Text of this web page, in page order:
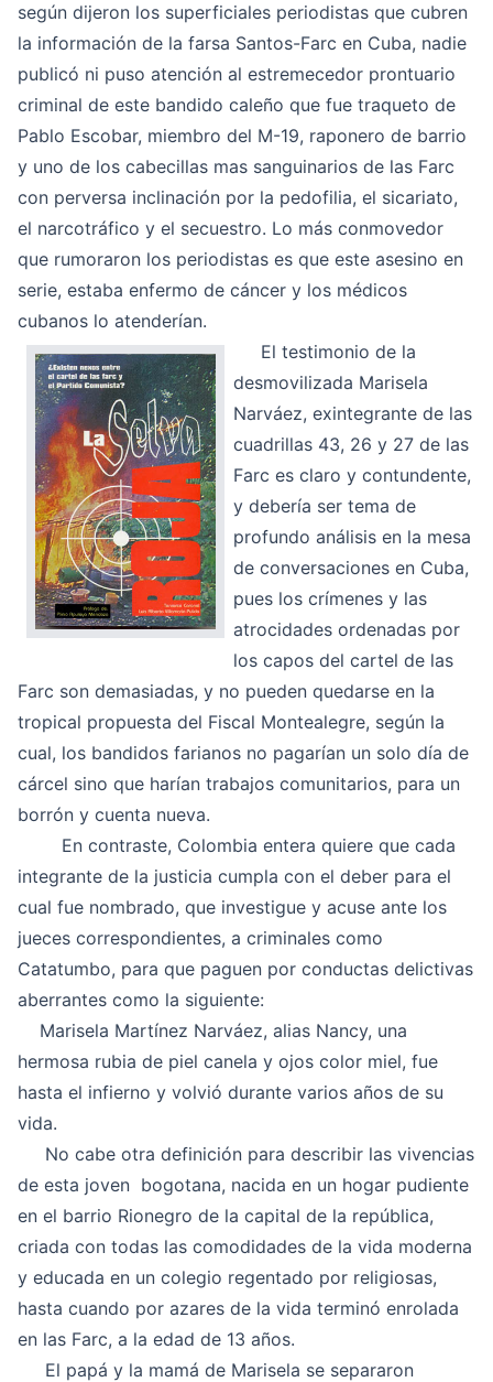
según dijeron los superficiales periodistas que cubren
la información de la farsa Santos-Farc en Cuba, nadie
publicó ni puso atención al estremecedor prontuario
criminal de este bandido caleño que fue traqueto de
Pablo Escobar, miembro del M-19, raponero de barrio
y uno de los cabecillas mas sanguinarios de las Farc
con perversa inclinación por la pedofilia, el sicariato,
el narcotráfico y el secuestro. Lo más conmovedor
que rumoraron los periodistas es que este asesino en
serie, estaba enfermo de cáncer y los médicos
cubanos lo atenderían.
El testimonio de la
desmovilizada Marisela
Narváez, exintegrante de las
cuadrillas 43, 26 y 27 de las
Farc es claro y contundente,
y debería ser tema de
profundo análisis en la mesa
de conversaciones en Cuba,
pues los crímenes y las
atrocidades ordenadas por
los capos del cartel de las
Farc son demasiadas, y no pueden quedarse en la
tropical propuesta del Fiscal Montealegre, según la
cual, los bandidos farianos no pagarían un solo día de
cárcel sino que harían trabajos comunitarios, para un
borrón y cuenta nueva.
En contraste, Colombia entera quiere que cada
integrante de la justicia cumpla con el deber para el
cual fue nombrado, que investigue y acuse ante los
jueces correspondientes, a criminales como
Catatumbo, para que paguen por conductas delictivas
aberrantes como la siguiente:
Marisela Martínez Narváez, alias Nancy, una
hermosa rubia de piel canela y ojos color miel, fue
hasta el infierno y volvió durante varios años de su
vida.
No cabe otra definición para describir las vivencias
de esta joven bogotana, nacida en un hogar pudiente
en el barrio Rionegro de la capital de la república,
criada con todas las comodidades de la vida moderna
y educada en un colegio regentado por religiosas,
hasta cuando por azares de la vida terminó enrolada
en las Farc, a la edad de 13 años.
El papá y la mamá de Marisela se separaron